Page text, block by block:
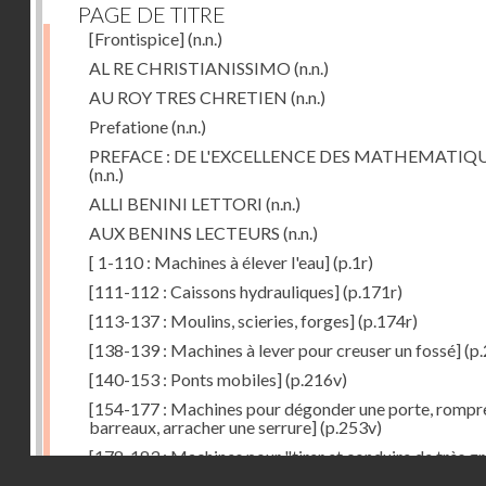
PAGE DE TITRE
[Frontispice](n.n.)
AL RE CHRISTIANISSIMO (n.n.)
AU ROY TRES CHRETIEN (n.n.)
Prefatione(n.n.)
PREFACE : DE L'EXCELLENCE DES
(n.n.)
ALLI BENINI LETTORI (n.n.)
AUX BENINS LECTEURS (n.n.)
[ 1-110 : Machines à élever l'eau](p.1r)
[111-112 : Caissons hydrauliques](p.171r)
[113-137 : Moulins, scieries, forges](p.174r)
[138-139 : Machines à lever pour creuser un fossé]
[140-153 : Ponts mobiles](p.216v)
[154-177 : Machines pour dégonder une porte,
barreaux, arracher une serrure](p.253v)
[178-183 : Machines pour "tirer et conduire de très